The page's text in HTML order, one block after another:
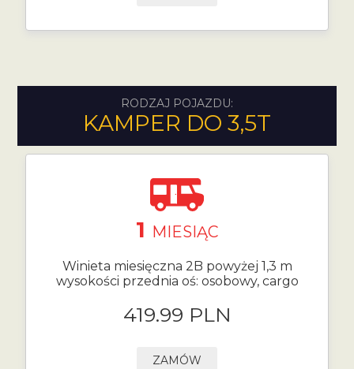
RODZAJ POJAZDU:
KAMPER DO 3,5T
1 MIESIĄC
Winieta miesięczna 2B powyżej 1,3 m
wysokości przednia oś: osobowy, cargo
419.99 PLN
ZAMÓW